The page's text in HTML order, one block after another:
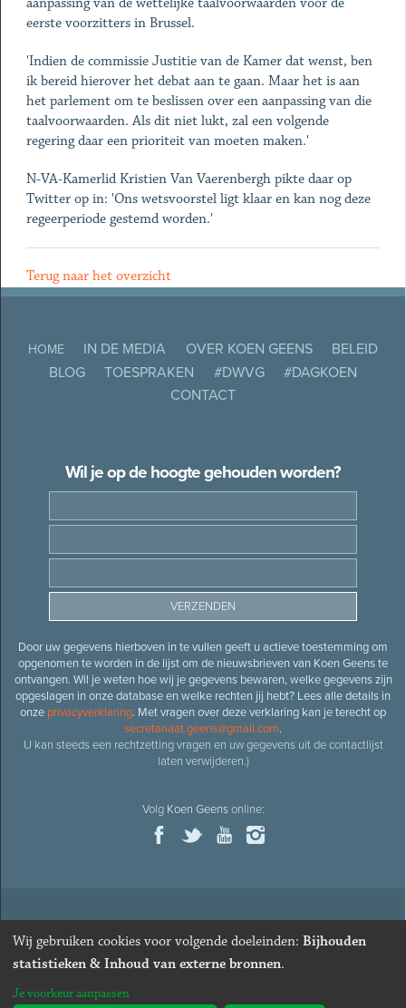
eerste voorzitters in Brussel.
'Indien de commissie Justitie van de Kamer dat wenst, ben
ik bereid hierover het debat aan te gaan. Maar het is aan
het parlement om te beslissen over een aanpassing van die
taalvoorwaarden. Als dit niet lukt, zal een volgende
regering daar een prioriteit van moeten maken.'
N-VA-Kamerlid Kristien Van Vaerenbergh pikte daar op
Twitter op in: 'Ons wetsvoorstel ligt klaar en kan nog deze
regeerperiode gestemd worden.'
Terug naar het overzicht
HOME IN DE MEDIA OVER KOEN GEENS
BELEID
BLOG
TOESPRAKEN #DWVG
#DAGKOEN
CONTACT
Wil je op de hoogte gehouden worden?
Door uw gegevens hierboven in te vullen geeft u actieve toestemming om
opgenomen te worden in de lijst om de nieuwsbrieven van Koen Geens te
ontvangen. Wil je weten hoe wij je gegevens bewaren, welke gegevens zijn
opgeslagen in onze database en welke rechten jij hebt? Lees alle details in
onze privacyverklaring. Met vragen over deze verklaring kan je terecht op
secretariaat.geens@gmail.com.
U kan steeds een rechtzetting vragen en uw gegevens uit de contactlijst
laten verwijderen.)
Volg Koen Geensonline:
© 2026Oud-minister en ere-volksvertegenwoordiger Koen
· Alle rechten voorbehouden · Cookies wijzigen
Webdesign&website ontwikkelingdoor Zenjoy in Leuven
Wij gebruiken cookies voor volgende doeleinden: Bijhouden
statistieken & Inhoud van externe bronnen.
Je voorkeur aanpassen